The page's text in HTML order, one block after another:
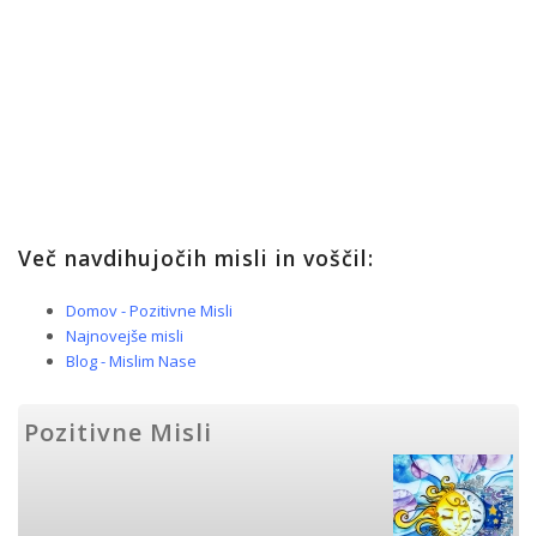
Več navdihujočih misli in voščil:
Domov - Pozitivne Misli
Najnovejše misli
Blog - Mislim Nase
Pozitivne Misli